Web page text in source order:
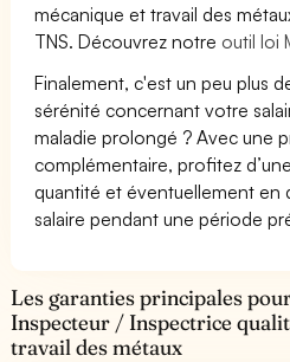
mécanique et travail des
TNS. Découvrez notre outil loi
Finalement, c'est un peu plus
sérénité concernant votre
maladie prolongé ? Avec une
complémentaire, profitez
quantité et éventuellement en
salaire pendant une période
Les garanties principales
Inspecteur / Inspectrice
travail des métaux